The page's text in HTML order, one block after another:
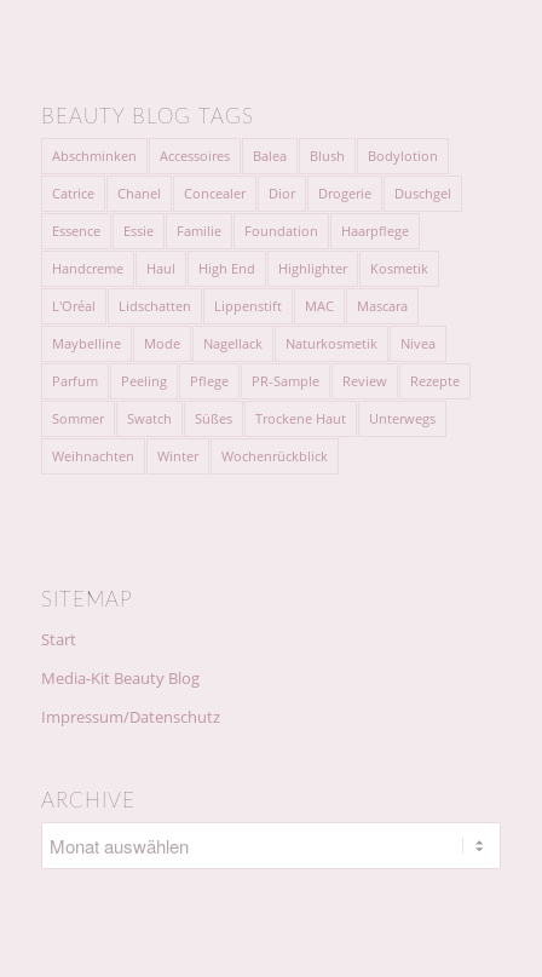
BEAUTY BLOG TAGS
Abschminken Accessoires Balea Blush Bodylotion
Catrice Chanel Concealer Dior Drogerie Duschgel
Essence Essie Familie Foundation Haarpflege
Handcreme Haul High End Highlighter Kosmetik
L'Oréal Lidschatten Lippenstift MAC Mascara
Maybelline Mode Nagellack Naturkosmetik Nivea
Parfum Peeling Pflege PR-Sample Review Rezepte
Sommer Swatch Süßes Trockene Haut Unterwegs
Weihnachten Winter Wochenrückblick
SITEMAP
Start
Media-Kit Beauty Blog
Impressum/Datenschutz
ARCHIVE